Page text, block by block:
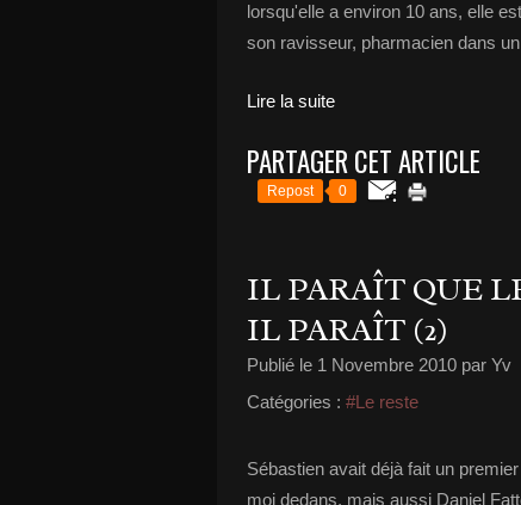
lorsqu'elle a environ 10 ans, elle
son ravisseur, pharmacien dans
Lire la suite
PARTAGER CET ARTICLE
Repost 0
IL PARAÎT QUE
IL PARAÎT (2)
Publié le 1 Novembre 2010 par Yv
Catégories : #Le reste
Sébastien avait déjà fait un
moi dedans, mais aussi Daniel